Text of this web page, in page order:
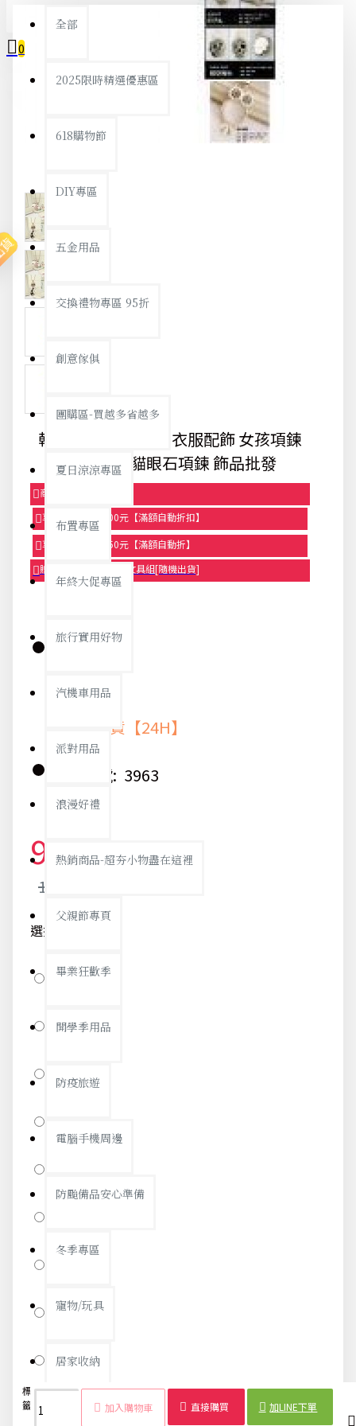
全部
2025限時精選優惠區
618購物節
DIY專區
五金用品
交換禮物專區 95折
創意傢俱
團購區-買越多省越多
夏日涼涼專區
布置專區
年終大促專區
旅行實用好物
汽機車用品
派對用品
浪漫好禮
熱銷商品-超夯小物盡在這裡
父親節專頁
畢業狂歡季
開學季用品
防疫旅遊
電腦手機周邊
防颱備品安心準備
冬季專區
寵物/玩具
居家收納
文具禮品
0
您的購物車內沒有商品！
韓版 水鑽長款項鍊 衣服配飾 女孩項鍊
百搭個性 貓眼石項鍊 飾品批發
商品95折【今日限定】
享滿1000元折100元【滿額自動折扣】
享滿2000元折250元【滿額自動折】
贈品-滿899送色鉛筆文具組[隨機出貨]
庫存:
快速出貨【24H】
貨號: 3963
98元
103元
選擇款示-100
大象
錢袋
搖搖馬
小貓
貓頭鷹
加入購物車 直接購買 加LINE下單
標
籤：
水鑽
長款
項鍊
貓眼石
項鍊
女孩
百搭
項鍊
韓版
衣服
配飾
項鍊
批發